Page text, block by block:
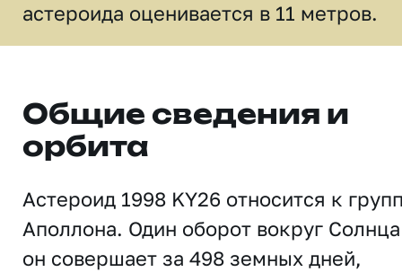
астероида оценивается в 11 метров.
Общие сведения и
орбита
Астероид 1998 KY26 относится к
Аполлона. Один оборот вокруг Солнца
он совершает за 498 земных дней,